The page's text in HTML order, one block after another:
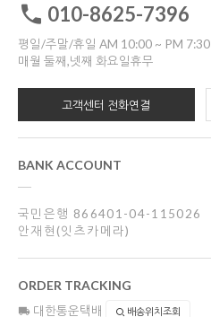
010-8625-7396
평일/주말/휴일 AM 10:00 ~ PM 7:30
매월 둘째,넷째 화요일휴무
고객센터 전화연결
BANK ACCOUNT
국민은행 866401-04-115026
안재현(잇츠카메라)
ORDER TRACKING
대한통운택배 배송위치조회